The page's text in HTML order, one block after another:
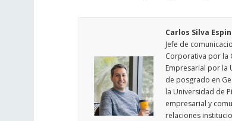
Carlos Silva
Jefe de
Corporativa por la
Empresarial por la
de posgrado en
la Universidad de
empresarial y
relaciones